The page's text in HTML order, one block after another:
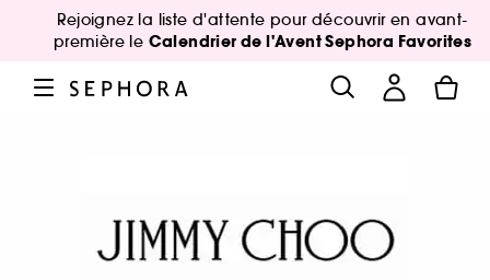
Rejoignez la liste d'attente pour découvrir en avant-
première le Calendrier de l'Avent Sephora Favorites